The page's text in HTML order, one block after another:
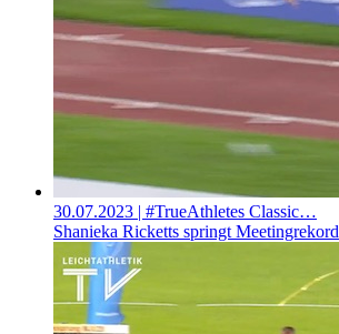
30.07.2023 | #TrueAthletes Classic…
Shanieka Ricketts springt Meetingrekord